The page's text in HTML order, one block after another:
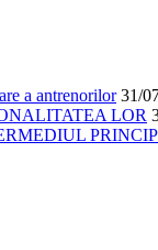
a antrenorilor 31/
LOR